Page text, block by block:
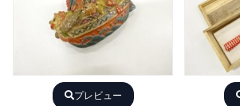
プレビュー